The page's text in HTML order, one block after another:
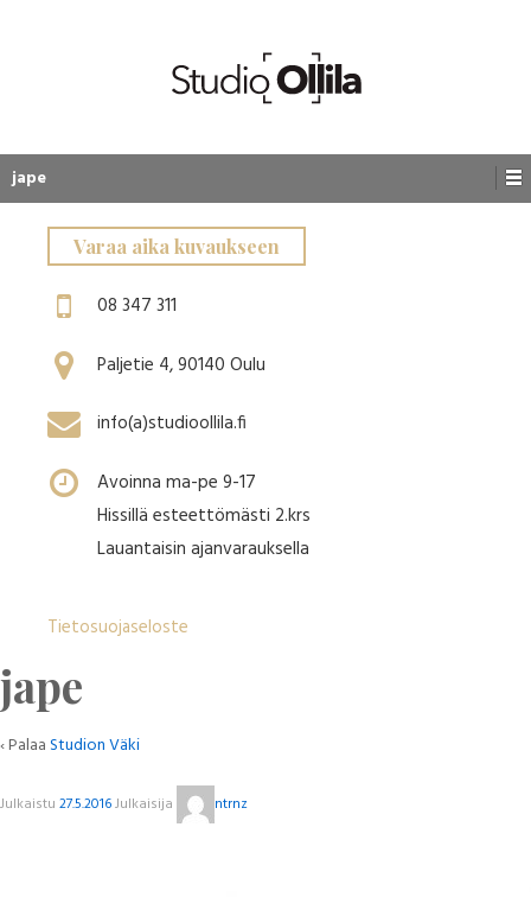
jape
Varaa aika kuvaukseen
08 347 311
Paljetie 4, 90140 Oulu
info(a)studioollila.fi
Avoinna ma-pe 9-17
Hissillä esteettömästi 2.krs
Lauantaisin ajanvarauksella
Tietosuojaseloste
jape
‹ PalaaStudion Väki
Julkaistu 27.5.2016Julkaisija ntrnz